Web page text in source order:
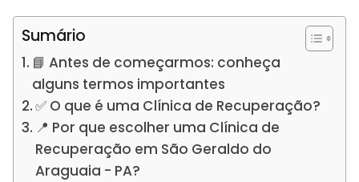
Sumário
📘 Antes de começarmos: conheça
alguns termos importantes
✅ O que é uma Clínica de Recuperação?
📍 Por que escolher uma Clínica de
Recuperação em São Geraldo do
Araguaia - PA?